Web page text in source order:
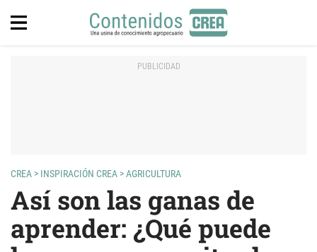
CREA > INSPIRACIÓN CREA >AGRICULTURA
Así son las ganas de
aprender: ¿Qué puede